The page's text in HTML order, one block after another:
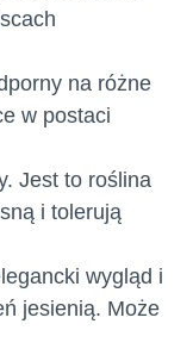
na różne
w postaci
Jest to roślina
i tolerują
wygląd i
jesienią. Może